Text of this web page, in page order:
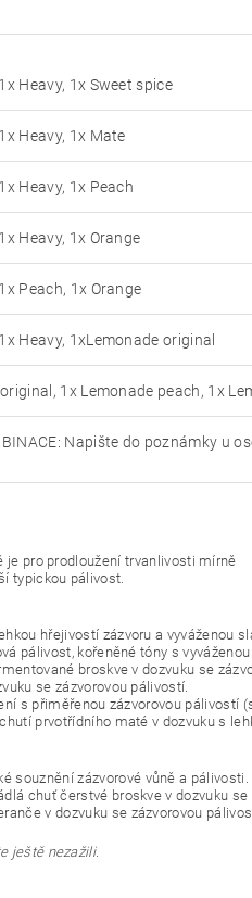
Heavy, 1x Sweet spice
Heavy, 1x Mate
Heavy, 1x Peach
Heavy, 1x Orange
Peach, 1x Orange
Heavy, 1xLemonade original
1x Lemonade peach, 1x
Napište do poznámky u
je pro prodloužení trvanlivosti mírně
typickou pálivost.
hřejivostí zázvoru a vyváženou
pálivost, kořeněné tóny s
broskve v dozvuku se
se zázvorovou pálivostí.
s přiměřenou zázvorovou pálivostí
prvotřídního maté v dozvuku s
souznění zázvorové vůně a pálivosti.
chuť čerstvé broskve v dozvuku
v dozvuku se zázvorovou
ještě nezažili.